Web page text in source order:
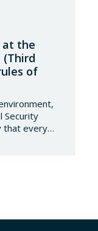
at the
(Third
of
Security
that every